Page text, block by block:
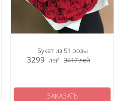
Букет из 51 розы
3299 лей 3417лей
ЗАКАЗАТЬ